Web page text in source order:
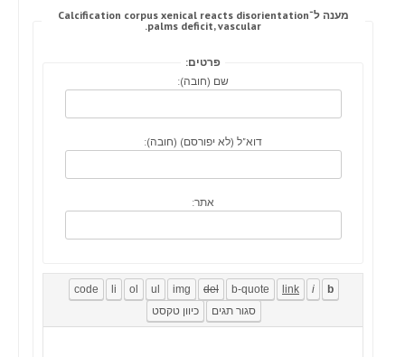
מענה ל־Calcification corpus xenical reacts disorientation
palms deficit, vascular.
פרטים:
שם (חובה):
דוא"ל (לא יפורסם) (חובה):
אתר: